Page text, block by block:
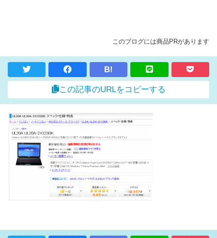
このブログには商品PRがあります
B!
この記事のURLをコピーする